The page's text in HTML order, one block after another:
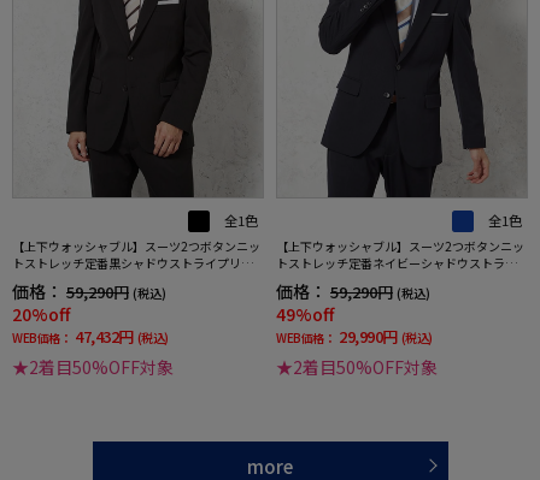
全1色
【上下ウォッシャブル】スーツ2つボタンニッ
トストレッチ定番黒シャドウストライプリッ
価格： 59,290円 (税込)
20%off
WEB価格： 47,432円 (税込)
★2着目50%OFF対象
全1色
【上下ウォッシャブル】スーツ2つボタンニッ
トストレッチ定番ネイビーシャドウストライ
年
価格： 59,290円 (税込)
49%off
WEB価格： 29,990円 (税込)
★2着目50%OFF対象
more